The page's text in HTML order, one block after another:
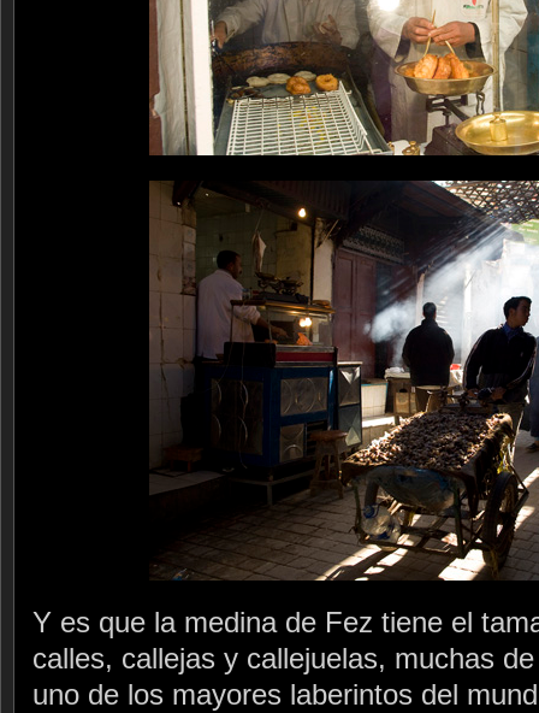
Y es que la medina de Fez tiene el
calles, callejas y callejuelas, muchas
uno de los mayores laberintos del